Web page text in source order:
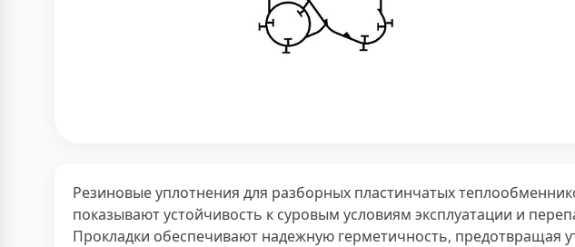
Резиновые уплотнения для разборных пластинчатых
показывают устойчивость к суровым условиям эксплуатации и
Прокладки обеспечивают надежную герметичность, предотвращая